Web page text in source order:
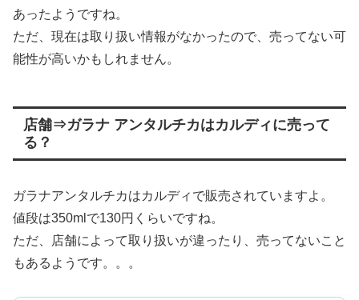
あったようですね。
ただ、現在は取り扱い情報がなかったので、売ってない可
能性が高いかもしれません。
店舗⇒ガラナ アンタルチカはカルディに売って
る？
ガラナアンタルチカはカルディで販売されていますよ。
値段は350mlで130円くらいですね。
ただ、店舗によって取り扱いが違ったり、売ってないこと
もあるようです。。。